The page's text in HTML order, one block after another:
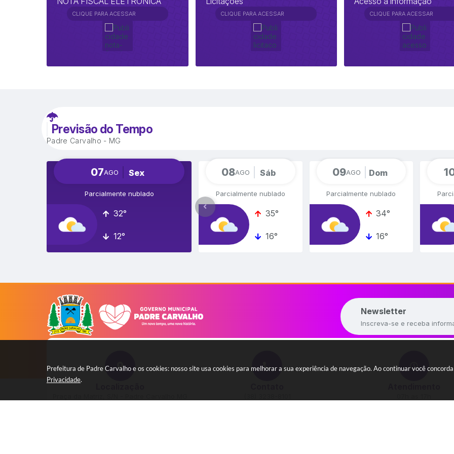
Prefeitura de Padre Carvalho e os cookies: nosso site usa cookies para melhorar a sua experiência de navegação. Ao continuar você
Privacidade.
CLIQUE PARA ACESSAR CLIQUE PARA ACESSAR CLIQUE PARA ACESSAR
Previsão do Tempo
Padre Carvalho - MG
Sex
07AGO
Parcialmente nublado
32°
12°
Sáb
08AGO
Parcialmente nublado
35°
16°
Dom
09AGO
Parcialmente nublado
34°
16°
Newsletter
Inscreva-se e receba